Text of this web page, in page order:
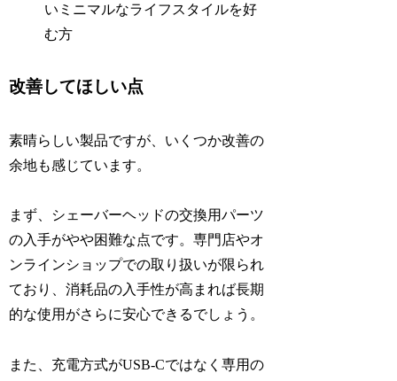
いミニマルなライフスタイルを好
む方
改善してほしい点
素晴らしい製品ですが、いくつか改善の
余地も感じています。
まず、シェーバーヘッドの交換用パーツ
の入手がやや困難な点です。専門店やオ
ンラインショップでの取り扱いが限られ
ており、消耗品の入手性が高まれば長期
的な使用がさらに安心できるでしょう。
また、充電方式がUSB-Cではなく専用の